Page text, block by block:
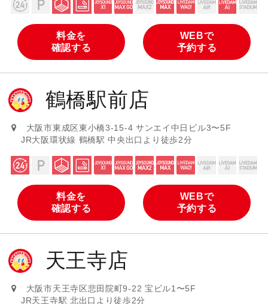
料金を
確認する
WEBで
予約する
鶴橋駅前店
大阪市東成区東小橋3-15-4 サンエイ中日ビル3〜5F
JR大阪環状線 鶴橋駅 中央出口より徒歩2分
料金を
確認する
WEBで
予約する
天王寺店
大阪市天王寺区悲田院町9-22 宝ビル1〜5F
JR天王寺駅 北出口より徒歩2分